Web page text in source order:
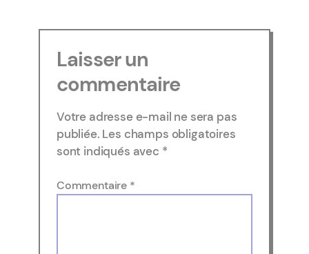
Laisser un
commentaire
Votre adresse e-mail ne sera pas
publiée. Les champs obligatoires
sont indiqués avec *
Commentaire *